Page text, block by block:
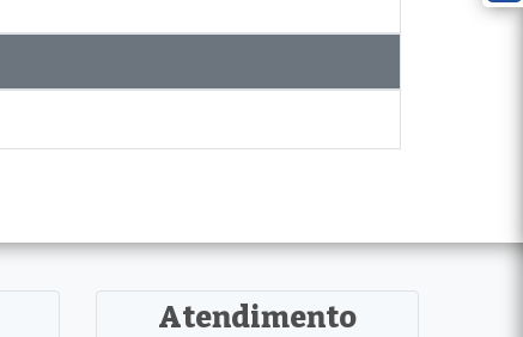
Atendimento